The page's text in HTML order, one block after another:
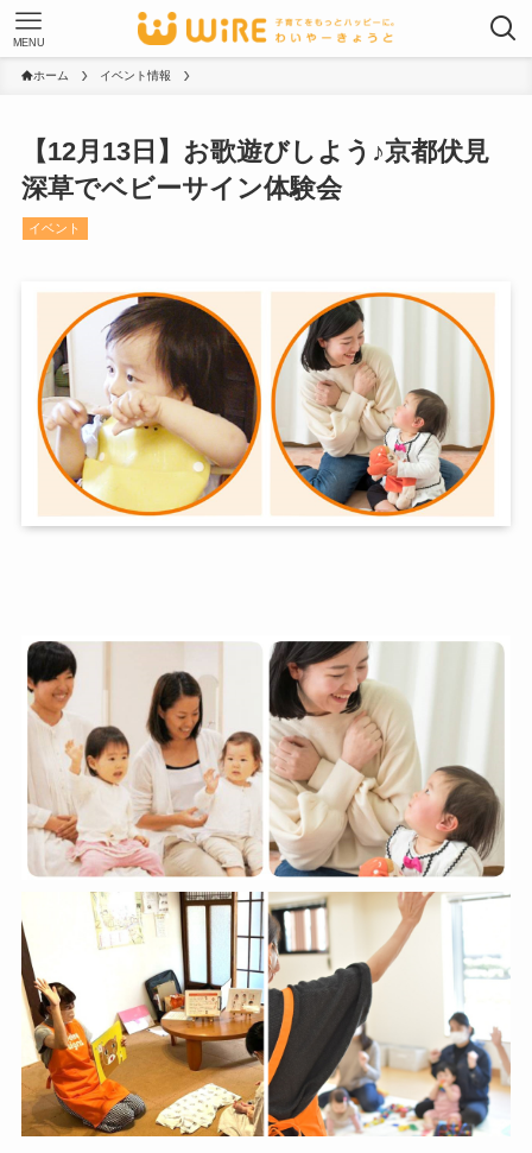
MENU
ホーム イベント情報
【12月13日】お歌遊びしよう♪京都伏見
深草でベビーサイン体験会
イベント